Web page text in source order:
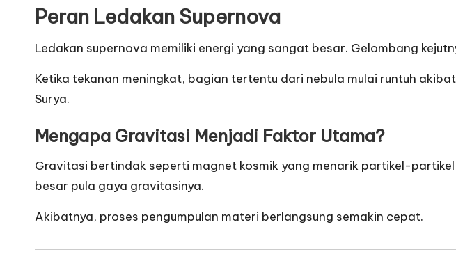
Peran Ledakan Supernova
Ledakan supernova memiliki energi yang sangat besar. Gelombang
Ketika tekanan meningkat, bagian tertentu dari nebula mulai runtuh
Surya.
Mengapa Gravitasi Menjadi Faktor Utama?
Gravitasi bertindak seperti magnet kosmik yang menarik partikel-
besar pula gaya gravitasinya.
Akibatnya, proses pengumpulan materi berlangsung semakin cepat.